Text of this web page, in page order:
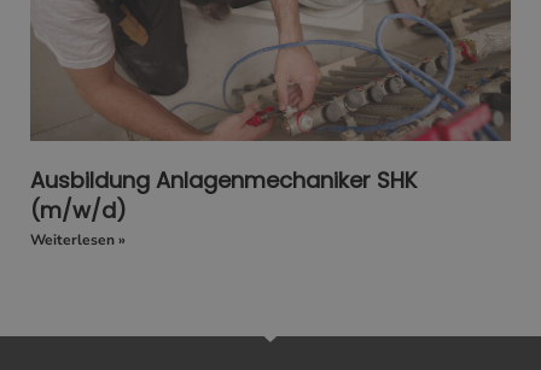
Ausbildung Anlagenmechaniker SHK
(m/w/d)
Weiterlesen »